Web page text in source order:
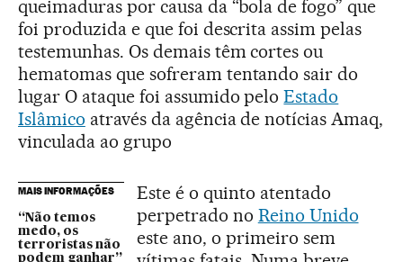
queimaduras por causa da “bola de fogo” que
foi produzida e que foi descrita assim pelas
testemunhas. Os demais têm cortes ou
hematomas que sofreram tentando sair do
lugar O ataque foi assumido peloEstado
Islâmico através da agência de notícias Amaq,
vinculada ao grupo
MAIS INFORMAÇÕES
“Não temos
medo, os
terroristas não
podem ganhar”
Este é o quinto atentado
perpetrado no Reino Unido
este ano, o primeiro sem